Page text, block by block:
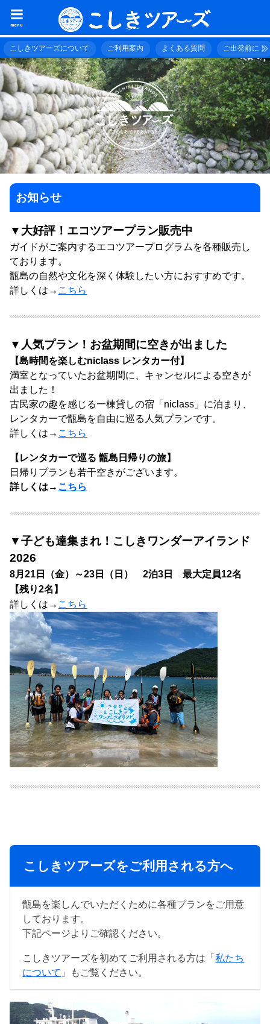
menu
こしきツアーズについて ご利用案内 よくある質問 ご出発前に！
お知らせ
▼大好評！エコツアープラン販売中
ガイドがご案内するエコツアープログラムを各種販売し
ております。
甑島の自然や文化を深く体験したい方におすすめです。
詳しくは→ こちら
▼人気プラン！お盆期間に空きが出ました
【島時間を楽しむniclass レンタカー付】
満室となっていたお盆期間に、キャンセルによる空きが
出ました！
古民家の趣を感じる一棟貸しの宿「niclass」に泊まり、
レンタカーで甑島を自由に巡る人気プランです。
詳しくは→ こちら
【レンタカーで巡る 甑島日帰りの旅】
日帰りプランも若干空きがございます。
詳しくは→ こちら
▼子ども達集まれ！こしきワンダーアイランド
2026
8月21日（金）～23日（日） 2泊3日 最大定員12名
【残り2名】
詳しくは→ こちら
こしきツアーズをご利用される方へ
甑島を楽しんでいただくために各種プランをご用意
しております。
下記ページよりご確認ください。
こしきツアーズを初めてご利用される方は「私たち
について 」もご覧ください。